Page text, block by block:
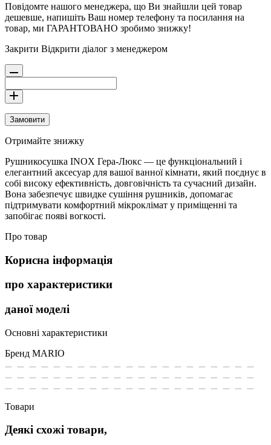
Повідомте нашого менеджера, що Ви знайшли цей товар
дешевше, напишіть Ваш номер телефону та посилання на
товар, ми ГАРАНТОВАНО зробимо знижку!
Закрити Відкрити діалог з менеджером
Замовити
Отримайте знижку
Рушникосушка INOX Гера-Люкс — це функціональний і
елегантний аксесуар для вашої ванної кімнати, який поєднує в
собі високу ефективність, довговічність та сучасний дизайн.
Вона забезпечує швидке сушіння рушників, допомагає
підтримувати комфортний мікроклімат у приміщенні та
запобігає появі вогкості.
Про товар
Корисна інформація
про характеристики
даної моделі
Основні характеристики
Бренд MARIO
Товари
Деякі схожі товари,